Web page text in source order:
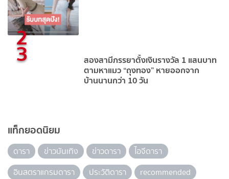
2
3 สองสามีภรรยาตั้งเงินรางวัล 1 แสนบาท
ตามหาแมว “ถุงทอง” หายออกจาก
บ้านนานกว่า 10 วัน
แท็กยอดนิยม
ดารา ข่าวบันเทิง ข่าวดารา
ไอจีดารา
อินสตราแกรมดารา
ประวัติดารา
recommended